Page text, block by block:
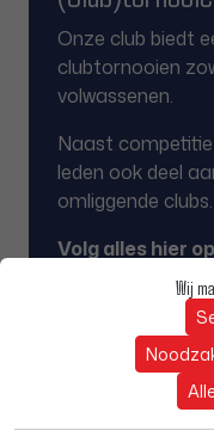
Onze club biedt
clubtornooien
volwassenen.
Naast
leden ook deel
omliggende clubs.
Volg alles hier
Interclub
Wij